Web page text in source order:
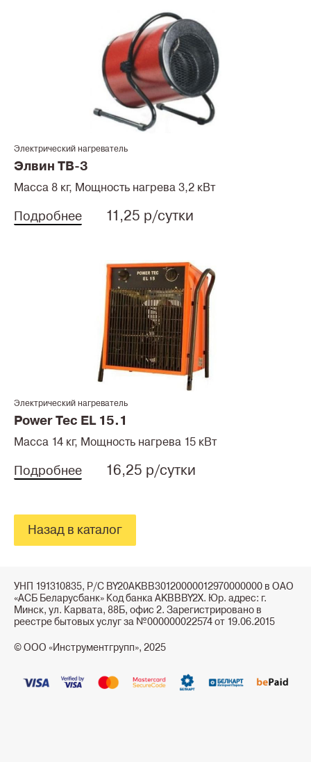
Электрический нагреватель
Элвин ТВ-3
Масса 8 кг, Мощность нагрева 3,2 кВт
Подробнее 11,25 р/сутки
Электрический нагреватель
Power Tec EL 15.1
Масса 14 кг, Мощность нагрева 15 кВт
Подробнее 16,25 р/сутки
Назад в каталог
УНП 191310835, Р/С BY20AKBB30120000012970000000 в ОАО
«АСБ Беларусбанк» Код банка AKBBBY2X. Юр. адрес: г.
Минск, ул. Карвата, 88Б, офис 2. Зарегистрировано в
реестре бытовых услуг за №000000022574 от 19.06.2015
© ООО «Инструментгрупп», 2025